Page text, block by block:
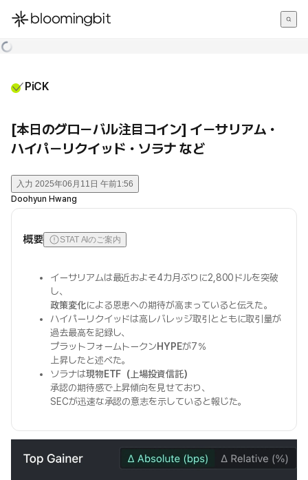
한국어
PiCK
[本日のグローバル注目コイン] イーサリアム・
ハイパーリクイッド・ソラナ など
入力 2025年06月11日 午前1:56
Doohyun Hwang
概要 STAT AIのご案内
イーサリアムは最近およそ4カ月ぶりに2,800ドルを突破
し、
政策変化による恩恵への期待が高まっていると伝えた。
ハイパーリクイッドは高レバレッジ取引とともに取引量が
過去最高を記録し、
プラットフォームトークンHYPEが7％
上昇したと述べた。
ソラナは現物ETF（上場投資信託）
承認の期待感で上昇傾向を見せており、
SECが迅速な承認の意志を示していると報じた。